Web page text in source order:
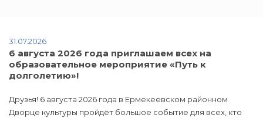
31.07.2026
6 августа 2026 года приглашаем всех на
образовательное мероприятие «Путь к
долголетию»!
Друзья! 6 августа 2026 года в Ермекеевском районном
Дворце культуры пройдёт большое событие для всех, кто